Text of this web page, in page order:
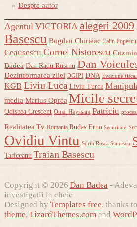
Despre autor
Agentul VICTORIA alegeri 2009
Basescu Bogdan Chirieac Calin Popescu
Ceausescu Cornel Nistorescu
Badea Dan Radu Rusanu Dan
Dezinformarea zilei DGIPI DNA Evaziune
KGB Liviu Luca Liviu Turcu
media Marius Oprea Micile
Odiseea Crescent Omar Hayssam Patriciu
Realitatea Tv Romania Rudas Erno Securitate
Ovidiu Vintu Sorin Rosca Stanescu
Tariceanu Traian Basescu
Copyright © 2026 Dan Badea -
investigatii la cheie
Designed by Templates free, thanks
theme, LizardThemes.com and